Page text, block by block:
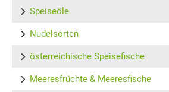
Speiseöle
Nudelsorten
österreichische Speisefische
Meeresfrüchte & Meeresfische